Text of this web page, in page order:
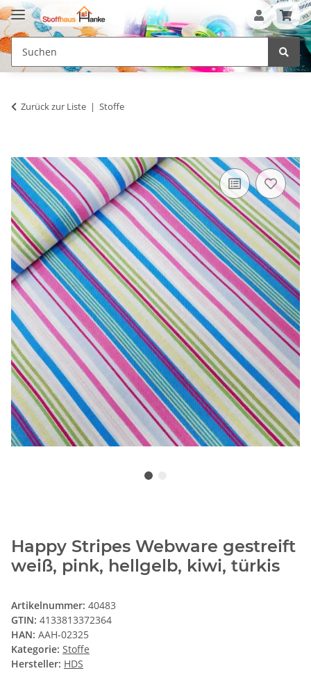
Zurück zur Liste Stoffe
Happy Stripes Webware gestreift
weiß, pink, hellgelb, kiwi, türkis
Artikelnummer: 40483
GTIN: 4133813372364
HAN: AAH-02325
Kategorie: Stoffe
Hersteller: HDS